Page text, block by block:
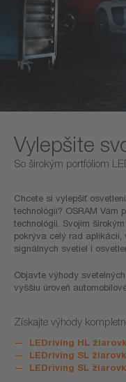
Vylepšite
So širokým portfóliom
Chcete si vylepšiť
technológií? OSRAM Vám
technológii. Svojim
pokrýva celý rad aplikácií,
signálnych svetiel i
Objavte výhody
vyššiu úroveň
Získajte výhody
LEDriving HL
LEDriving SL
LEDriving SL